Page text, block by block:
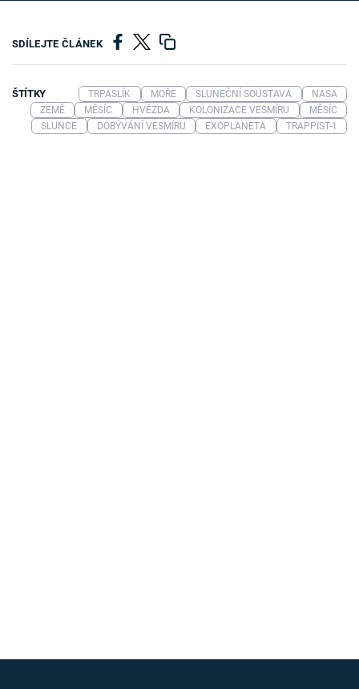
SDÍLEJTE ČLÁNEK
ŠTÍTKY TRPASLÍK MOŘE SLUNEČNÍ SOUSTAVA
NASA
ZEMĚ
MĚSÍC HVĚZDA KOLONIZACE VESMÍRU
MĚSÍC
SLUNCE
DOBÝVÁNÍ VESMÍRU EXOPLANETA TRAPPIST-1